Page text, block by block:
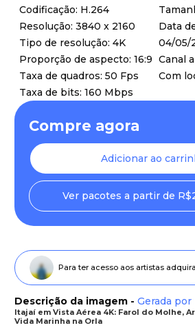
Codificação: H.264
Resolução: 3840 x 2160
Tipo de resolução: 4K
Proporção de aspecto: 16:9
Taxa de quadros: 50 Fps
Taxa de bits: 160 Mbps
Data
04/05/
Canal
Com
Compre agora
Adicionar ao
Ver pacotes a partir de
Para ter acesso aos artistas
Descrição da imagem - Gerada por
Itajaí em Vista Aérea 4K: Farol do Molhe,
Vida Marinha na Orla